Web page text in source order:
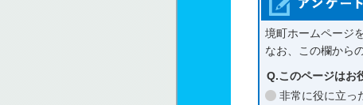
境町ホームページ
なお、この欄から
Q.このページはお
非常に役に立っ